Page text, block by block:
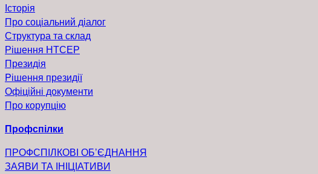
Історія
Про соціальний діалог
Структура та склад
Рішення НТСЕР
Президія
Pішення президії
Офіційні документи
Про корупцію
Профспілки
ПРОФСПІЛКОВІ ОБ’ЄДНАННЯ
ЗАЯВИ ТА ІНІЦІАТИВИ